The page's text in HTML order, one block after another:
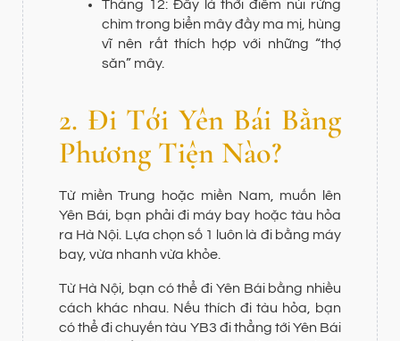
Tháng 12: Đây là thời điểm núi rừng
chìm trong biển mây đầy ma mị, hùng
vĩ nên rất thích hợp với những “thợ
săn” mây.
2. Đi Tới Yên Bái Bằng
Phương Tiện Nào?
Từ miền Trung hoặc miền Nam, muốn lên
Yên Bái, bạn phải đi máy bay hoặc tàu hỏa
ra Hà Nội. Lựa chọn số 1 luôn là đi bằng máy
bay, vừa nhanh vừa khỏe.
Từ Hà Nội, bạn có thể đi Yên Bái bằng nhiều
cách khác nhau. Nếu thích đi tàu hỏa, bạn
có thể đi chuyến tàu YB3 đi thẳng tới Yên Bái